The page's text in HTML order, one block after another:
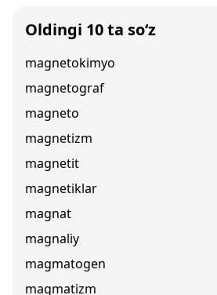
Oldingi 10 ta so‘z
magnetokimyo
magnetograf
magneto
magnetizm
magnetit
magnetiklar
magnat
magnaliy
magmatogen
magmatizm